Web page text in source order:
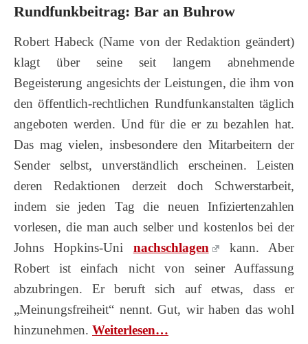
Rundfunkbeitrag: Bar an Buhrow
Robert Habeck (Name von der Redaktion geändert)
klagt über seine seit langem abnehmende
Begeisterung angesichts der Leistungen, die ihm von
den öffentlich-rechtlichen Rundfunkanstalten täglich
angeboten werden. Und für die er zu bezahlen hat.
Das mag vielen, insbesondere den Mitarbeitern der
Sender selbst, unverständlich erscheinen. Leisten
deren Redaktionen derzeit doch Schwerstarbeit,
indem sie jeden Tag die neuen Infiziertenzahlen
vorlesen, die man auch selber und kostenlos bei der
Johns Hopkins-Uni nachschlagen
kann. Aber
Robert ist einfach nicht von seiner Auffassung
abzubringen. Er beruft sich auf etwas, dass er
„Meinungsfreiheit“ nennt. Gut, wir haben das wohl
hinzunehmen. Wei­ter­le­sen…